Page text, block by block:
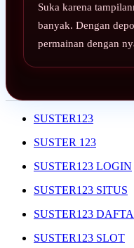
Suka karena
banyak. Dengan
permainan dengan
SUSTER123
SUSTER 123
SUSTER123 LOGIN
SUSTER123 SITUS
SUSTER123
SUSTER123 SLOT